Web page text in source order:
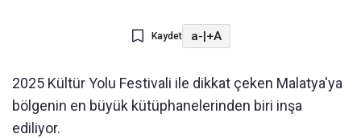
Kaydet a-|+A
2025 Kültür Yolu Festivali ile dikkat çeken Malatya'ya
bölgenin en büyük kütüphanelerinden biri inşa
ediliyor.